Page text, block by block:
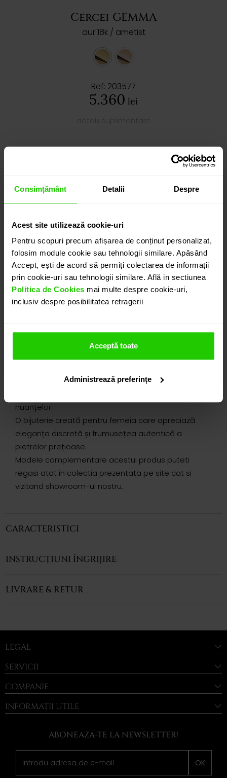
Consimțământ Detalii Despre
Acest site utilizează cookie-uri
Pentru scopuri precum afișarea de conținut personalizat,
folosim module cookie sau tehnologii similare. Apăsând
Accept, ești de acord să permiți colectarea de informații
prin cookie-uri sau tehnologii similare. Află in sectiunea
Politica de Cookies mai multe despre cookie-uri,
inclusiv despre posibilitatea retragerii
Acceptă toate
Administrează preferințe
Cercei GEMMA
aur 18k / ametist
Ref: 203577
5.360 lei
PROGRAMEAZĂ O ÎNTÂLNIRE
DETALII
CERCEI GEMMA
Cercei realizati in aur galben de 18k cu o eleganță
contemporană, în care ametistul de un violet în ton
valoare prin claritatea și profunzimea tăieturii
creează un joc subtil de lumină și reflexii,
nuanțelor.
O bijuterie creată pentru femeia care apreciază
eleganța discretă și frumusețea autentică a
pietrelor prețioase.
Modele complementare acestui produs puteti
regasi atat in colectia prezentata pe site cat si
vizitand showroom-ul nostru.
CARACTERISTICI
INSTRUCȚIUNI ÎNGRIJIRE
LIVRARE & RETUR
LEGAL
SERVICII
COMPANIE
INFORMAȚII UTILE
ABONEAZA-TE LA NEWSLETTER!
OK